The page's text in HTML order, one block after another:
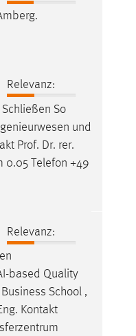
Relevanz:
So
und
Prof. Dr. rer.
0.05 Telefon +49
Relevanz:
based Quality
Business School ,
Kontakt